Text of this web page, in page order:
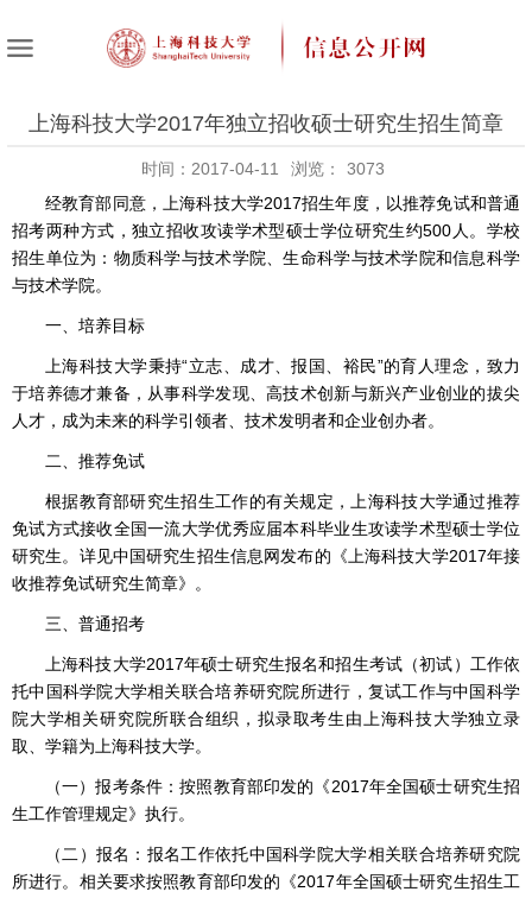
上海科技大学2017年独立招收硕士研究生招生简章
时间：2017-04-11 浏览：
3073
经教育部同意，上海科技大学2017招生年度，以推荐免试和普通
招考两种方式，独立招收攻读学术型硕士学位研究生约500人。学校
招生单位为：物质科学与技术学院、生命科学与技术学院和信息科学
与技术学院。
一、培养目标
上海科技大学秉持“立志、成才、报国、裕民”的育人理念，致力
于培养德才兼备，从事科学发现、高技术创新与新兴产业创业的拔尖
人才，成为未来的科学引领者、技术发明者和企业创办者。
二、推荐免试
根据教育部研究生招生工作的有关规定，上海科技大学通过推荐
免试方式接收全国一流大学优秀应届本科毕业生攻读学术型硕士学位
研究生。详见中国研究生招生信息网发布的《上海科技大学2017年接
收推荐免试研究生简章》。
三、普通招考
上海科技大学2017年硕士研究生报名和招生考试（初试）工作依
托中国科学院大学相关联合培养研究院所进行，复试工作与中国科学
院大学相关研究院所联合组织，拟录取考生由上海科技大学独立录
取、学籍为上海科技大学。
（一）报考条件：按照教育部印发的《2017年全国硕士研究生招
生工作管理规定》执行。
（二）报名：报名工作依托中国科学院大学相关联合培养研究院
所进行。相关要求按照教育部印发的《2017年全国硕士研究生招生工